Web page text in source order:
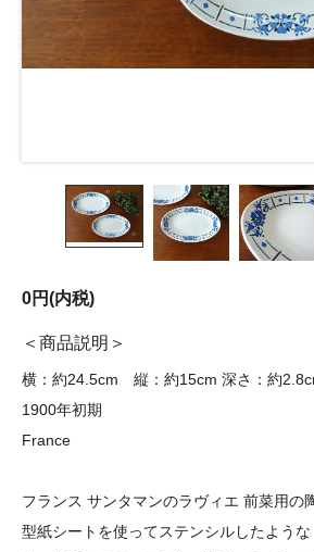
0円(内税)
商品説明
横：約24.5cm 縦：約15cm 深さ：約
1900年初期
France
フランス サンタマンのラヴィエ 前菜用の
型紙シートを使ってステンシルしたような